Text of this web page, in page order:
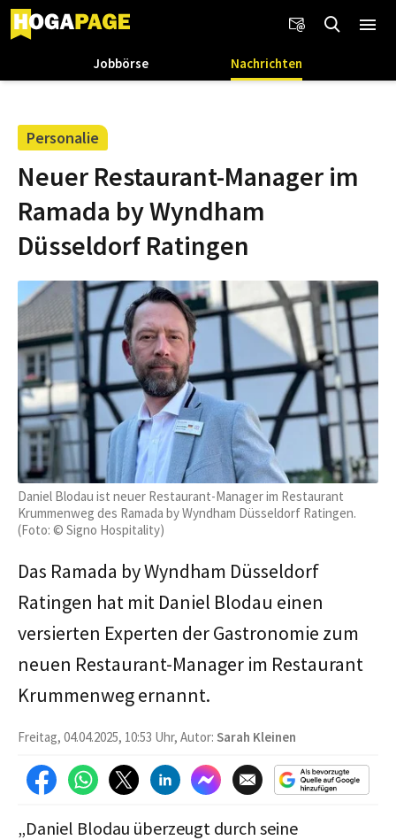
Jobbörse Nachrichten
Personalie
Neuer Restaurant-Manager im
Ramada by Wyndham
Düsseldorf Ratingen
Daniel Blodau ist neuer Restaurant-Manager im Restaurant
Krummenweg des Ramada by Wyndham Düsseldorf Ratingen.
(Foto: © Signo Hospitality)
Das Ramada by Wyndham Düsseldorf
Ratingen hat mit Daniel Blodau einen
versierten Experten der Gastronomie zum
neuen Restaurant-Manager im Restaurant
Krummenweg ernannt.
Freitag, 04.04.2025, 10:53 Uhr, Autor: Sarah Kleinen
„Daniel Blodau überzeugt durch seine